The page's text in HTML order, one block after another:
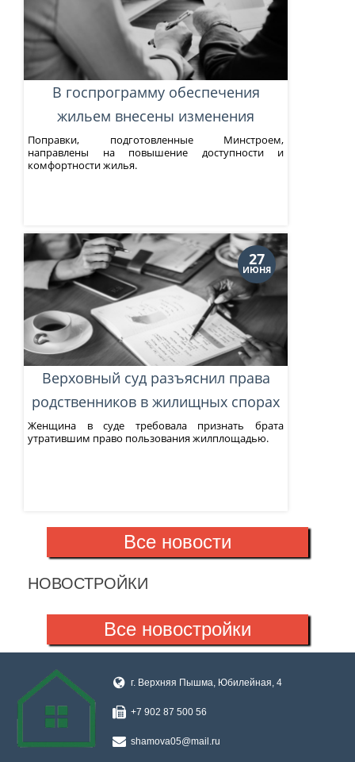
В госпрограмму обеспечения
жильем внесены изменения
Поправки, подготовленные Минстроем,
направлены на повышение доступности и
комфортности жилья.
Верховный суд разъяснил права
родственников в жилищных спорах
27
ИЮНЯ
Женщина в суде требовала признать брата
утратившим право пользования жилплощадью.
Все новости
НОВОСТРОЙКИ
Все новостройки
г. Верхняя Пышма, ​Юбилейная, 4
+7 902 87 500 56
shamova05@mail.ru